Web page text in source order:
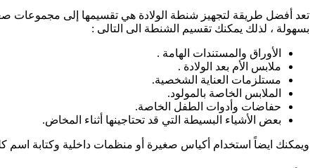
تعد أفضل طريقة لتجهيز شنطة الولادة هي تقسيمها إلى مجموعات
بسهولة ، لذلك يمكنك تقسيم الشنطة الى التالى :
الأوراق والمستندات الهامة .
ملابس الأم بعد الولادة .
مستلزمات العناية الشخصية.
الملابس الخاصة بالمولود.
حفاضات وأدوات الطفل الخاصة.
بعض الأشياء البسيطة التي قد تحتاجينها أثناء المخاض.
ويمكنك ايضاً استخدام أكياس صغيرة أو منظمات داخلية وكتابة اسم